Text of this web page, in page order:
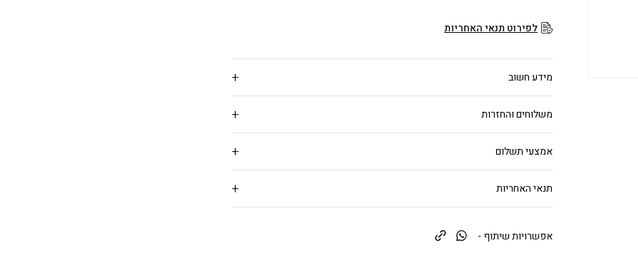
לפירוט תנאי האחריות
מידע חשוב
משלוחים והחזרות
אמצעי תשלום
תנאי האחריות
אפשרויות שיתוף -